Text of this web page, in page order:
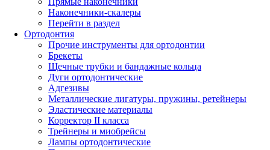
Наконечники-скалеры
Перейти в раздел
Ортодонтия
Прочие инструменты для ортодонтии
Брекеты
Щечные трубки и бандажные кольца
Дуги ортодонтические
Адгезивы
Металлические лигатуры, пружины, ретейнеры
Эластические материалы
Корректор II класса
Трейнеры и миобрейсы
Лампы ортодонтические